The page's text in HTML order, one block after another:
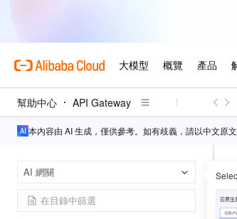
幫助中心 API Gateway
本內容由 AI 生成，僅供參考。如有歧義，請以中文原文
AI 網關
AgentInfo
AgentModelAccessConfig
AgentServiceConfig
AiCacheConfig
AiFallbackConfig
AiServiceConfig
AiStatisticsPathField